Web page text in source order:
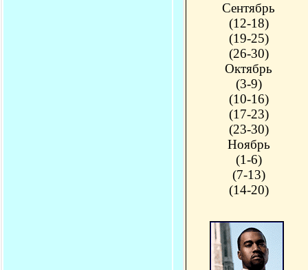
Сентябрь
(12-18)
(19-25)
(26-30)
Октябрь
(3-9)
(10-16)
(17-23)
(23-30)
Ноябрь
(1-6)
(7-13)
(14-20)